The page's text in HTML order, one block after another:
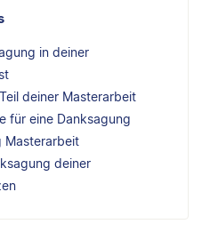
in deiner
deiner Masterarbeit
für eine Danksagung
Masterarbeit
deiner